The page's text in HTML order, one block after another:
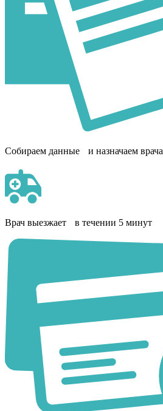
Собираем данные и назначаем врача
Врач выезжает в течении 5 минут